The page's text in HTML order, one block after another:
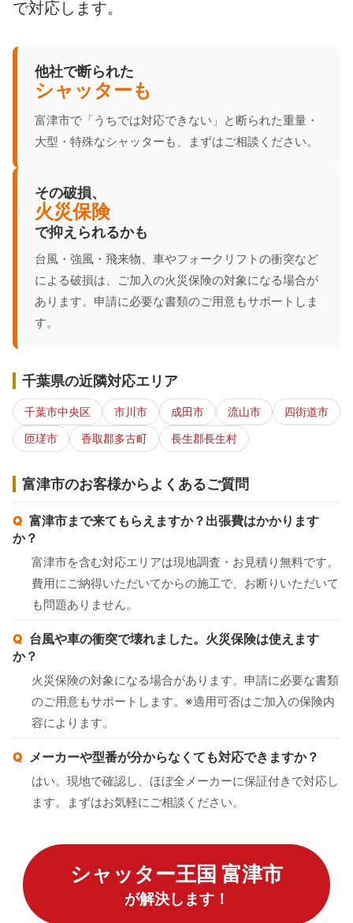
で対応します。
他社で断られた
シャッターも
富津市で「うちでは対応できない」と断られた重量・
大型・特殊なシャッターも、まずはご相談ください。
その破損、
火災保険
で抑えられるかも
台風・強風・飛来物、車やフォークリフトの衝突など
による破損は、ご加入の火災保険の対象になる場合が
あります。申請に必要な書類のご用意もサポートしま
す。
千葉県の近隣対応エリア
千葉市中央区 市川市 成田市 流山市
四街道市
匝瑳市
香取郡多古町 長生郡長生村
富津市のお客様からよくあるご質問
富津市まで来てもらえますか？出張費はかかります
か？
富津市を含む対応エリアは現地調査・お見積り無料です。
費用にご納得いただいてからの施工で、お断りいただいて
も問題ありません。
台風や車の衝突で壊れました。火災保険は使えます
か？
火災保険の対象になる場合があります。申請に必要な書類
のご用意もサポートします。※適用可否はご加入の保険内
容によります。
メーカーや型番が分からなくても対応できますか？
はい。現地で確認し、ほぼ全メーカーに保証付きで対応し
ます。まずはお気軽にご相談ください。
シャッター王国 富津市
が解決します！